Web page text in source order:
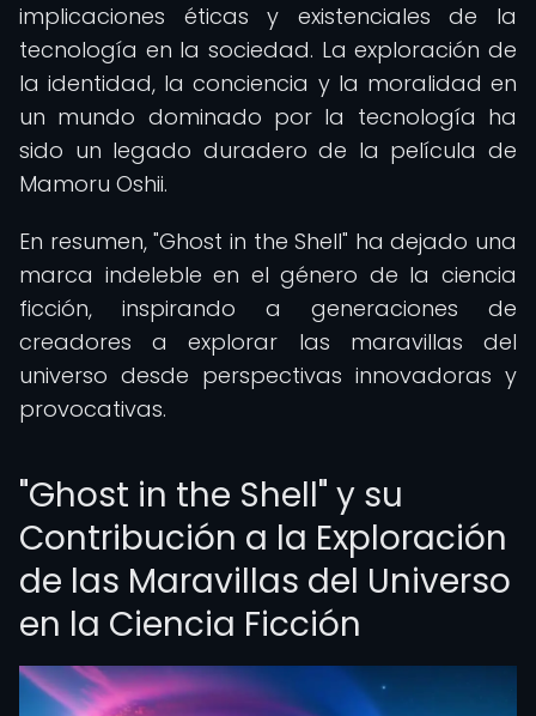
implicaciones éticas y existenciales de la
tecnología en la sociedad. La exploración de
la identidad, la conciencia y la moralidad en
un mundo dominado por la tecnología ha
sido un legado duradero de la película de
Mamoru Oshii.
En resumen, "Ghost in the Shell" ha dejado una
marca indeleble en el género de la ciencia
ficción, inspirando a generaciones de
creadores a explorar las maravillas del
universo desde perspectivas innovadoras y
provocativas.
"Ghost in the Shell" y su
Contribución a la Exploración
de las Maravillas del Universo
en la Ciencia Ficción